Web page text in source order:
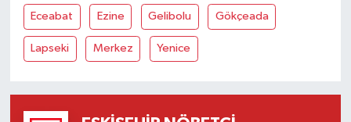
Eceabat Ezine Gelibolu Gökçeada
Lapseki Merkez Yenice